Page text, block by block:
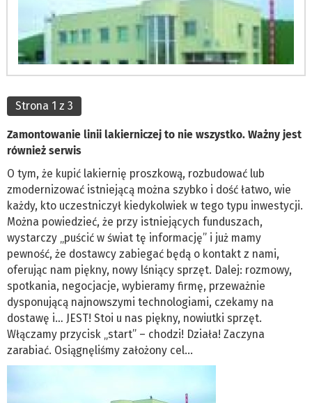
Strona 1 z 3
Zamontowanie linii lakierniczej to nie wszystko. Ważny jest
również serwis
O tym, że kupić lakiernię proszkową, rozbudować lub
zmodernizować istniejącą można szybko i dość łatwo, wie
każdy, kto uczestniczył kiedykolwiek w tego typu inwestycji.
Można powiedzieć, że przy istniejących funduszach,
wystarczy „puścić w świat tę informację” i już mamy
pewność, że dostawcy zabiegać będą o kontakt z nami,
oferując nam piękny, nowy lśniący sprzęt. Dalej: rozmowy,
spotkania, negocjacje, wybieramy firmę, przeważnie
dysponującą najnowszymi technologiami, czekamy na
dostawę i… JEST! Stoi u nas piękny, nowiutki sprzęt.
Włączamy przycisk „start” – chodzi! Działa! Zaczyna
zarabiać. Osiągnęliśmy założony cel...